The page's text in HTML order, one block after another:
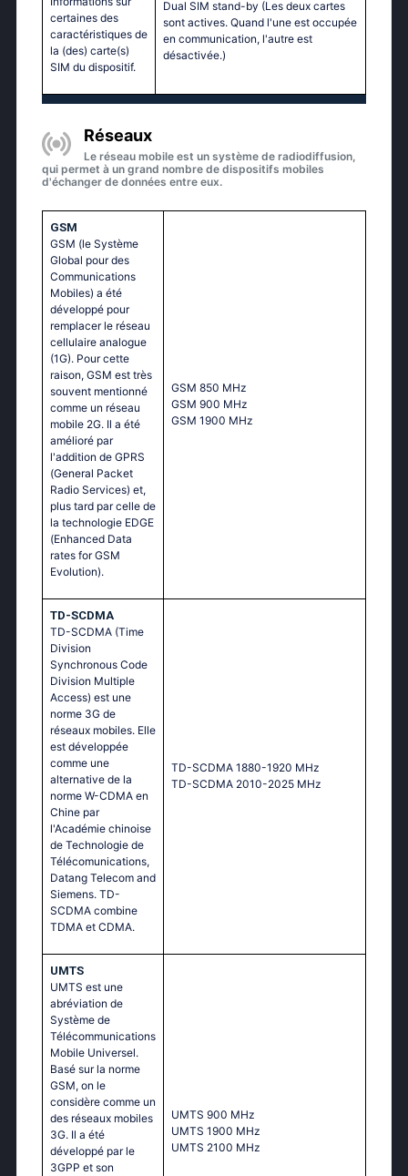
certaines des
caractéristiques de
la (des) carte(s)
SIM du dispositif.
Dual SIM stand-by (Les deux cartes
sont actives. Quand l'une est occupée
en communication, l'autre est
désactivée.)
Réseaux
Le réseau mobile est un système de radiodiffusion,
qui permet à un grand nombre de dispositifs mobiles
d'échanger de données entre eux.
GSM
GSM (le Système
Global pour des
Communications
Mobiles) a été
développé pour
remplacer le réseau
cellulaire analogue
(1G). Pour cette
raison, GSM est très
souvent mentionné
comme un réseau
mobile 2G. Il a été
amélioré par
l'addition de GPRS
(General Packet
Radio Services) et,
plus tard par celle de
la technologie EDGE
(Enhanced Data
rates for GSM
Evolution).
GSМ 850 МНz
GSМ 900 МНz
GSМ 1900 МНz
TD-SCDMA
TD-SCDMA (Time
Division
Synchronous Code
Division Multiple
Access) est une
norme 3G de
réseaux mobiles. Elle
est développée
comme une
alternative de la
norme W-CDMA en
Chine par
l'Académie chinoise
de Technologie de
Télécomunications,
Datang Telecom and
Siemens. TD-
SCDMA combine
TDMA et CDMA.
TD-SCDMA 1880-1920 MHz
TD-SCDMA 2010-2025 MHz
UMTS
UMTS est une
abréviation de
Système de
Télécommunications
Mobile Universel.
Basé sur la norme
GSM, on le
considère comme un
des réseaux mobiles
3G. Il a été
développé par le
3GPP et son
UМТS 900 МНz
UМТS 1900 МНz
UМТS 2100 МНz